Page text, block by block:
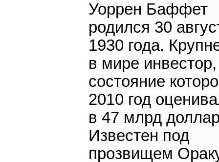
Уоррен Баффет
родился 30
1930 года.
в мире инвестор,
состояние
2010 год
в 47 млрд
Известен под
прозвищем